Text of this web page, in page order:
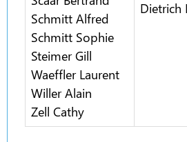
Schmitt Alfred
Schmitt Sophie
Steimer Gill
Waeffler Laurent
Willer Alain
Zell Cathy
Dietrich